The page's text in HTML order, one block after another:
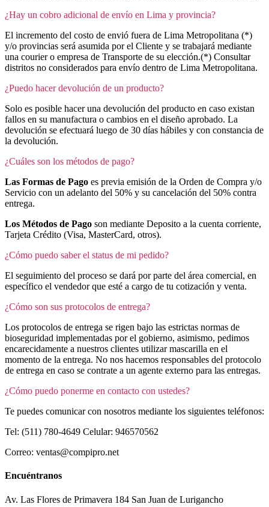
¿Hay un cobro adicional de envío en Lima y provincia?
El incremento del costo de envió fuera de Lima Metropolitana (*)
y/o provincias será asumida por el Cliente y se trabajará mediante
una courier o empresa de Transporte de su elección.(*) Consultar
distritos no considerados para envío dentro de Lima Metropolitana.
¿Puedo hacer devolución de un producto?
Solo es posible hacer una devolución del producto en caso existan
fallos en su manufactura o cambios en el diseño aprobado. La
devolución se efectuará luego de 30 días hábiles y con constancia de
la devolución.
¿Cuáles son los métodos de pago?
Las Formas de Pago es previa emisión de la Orden de Compra y/o
Servicio con un adelanto del 50% y su cancelación del 50% contra
entrega.
Los Métodos de Pago son mediante Deposito a la cuenta corriente,
Tarjeta Crédito (Visa, MasterCard, otros).
¿Cómo puedo saber el status de mi pedido?
El seguimiento del proceso se dará por parte del área comercial, en
específico el vendedor que esté a cargo de tu cotización y venta.
¿Cómo son sus protocolos de entrega?
Los protocolos de entrega se rigen bajo las estrictas normas de
bioseguridad implementadas por el gobierno, asimismo, pedimos
encarecidamente a nuestros clientes utilizar mascarilla en el
momento de la entrega. No nos hacemos responsables del protocolo
de entrega en caso se contrate a un agente externo para las entregas.
¿Cómo puedo ponerme en contacto con ustedes?
Te puedes comunicar con nosotros mediante los siguientes teléfonos:
Tel: (511) 780-4649 Celular: 946570562
Correo: ventas@compipro.net
Encuéntranos
Av. Las Flores de Primavera 184 San Juan de Lurigancho